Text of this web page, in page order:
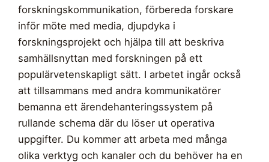
forskningskommunikation, förbereda forskare
inför möte med media, djupdyka i
forskningsprojekt och hjälpa till att beskriva
samhällsnyttan med forskningen på ett
populärvetenskapligt sätt. I arbetet ingår också
att tillsammans med andra kommunikatörer
bemanna ett ärendehanteringssystem på
rullande schema där du löser ut operativa
uppgifter. Du kommer att arbeta med många
olika verktyg och kanaler och du behöver ha en